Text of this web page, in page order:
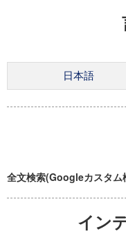
全文検索(Googleカスタム
イン